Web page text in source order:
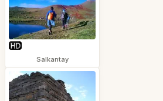
Salkantay